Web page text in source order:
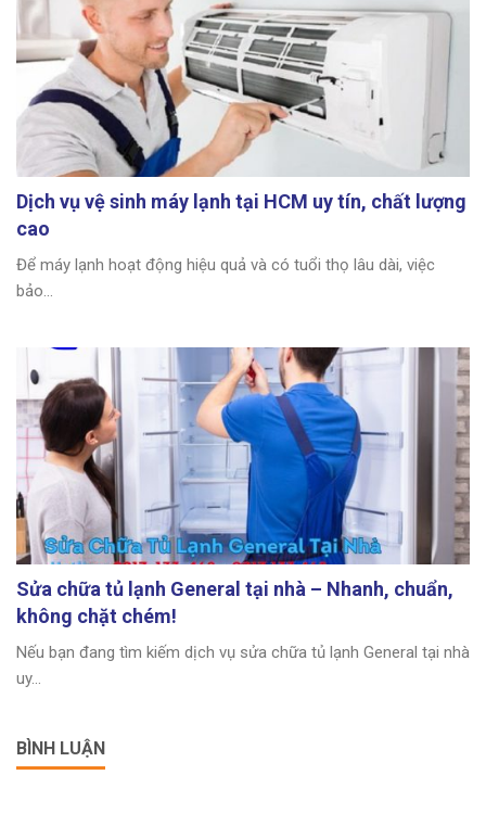
Dịch vụ vệ sinh máy lạnh tại HCM uy tín, chất lượng
cao
Để máy lạnh hoạt động hiệu quả và có tuổi thọ lâu dài, việc
bảo...
Sửa chữa tủ lạnh General tại nhà – Nhanh, chuẩn,
không chặt chém!
Nếu bạn đang tìm kiếm dịch vụ sửa chữa tủ lạnh General tại nhà
uy...
BÌNH LUẬN